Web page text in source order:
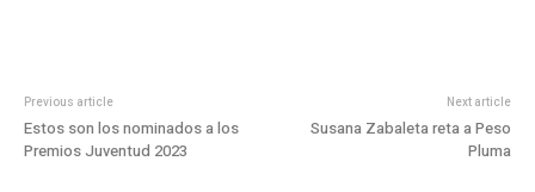
Previous article
Estos son los nominados a los
Premios Juventud 2023
Next article
Susana Zabaleta reta a Peso
Pluma